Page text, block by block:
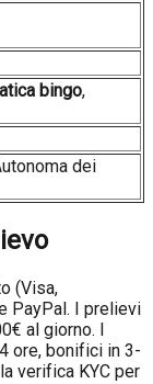
bingo,
dei
(Visa,
PayPal. I prelievi
al giorno. I
ore, bonifici in 3-
verifica KYC per